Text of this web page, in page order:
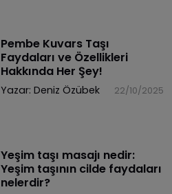
Pembe Kuvars Taşı
Faydaları ve Özellikleri
Hakkında Her Şey!
Yazar: Deniz Özübek 22/10/2025
Yeşim taşı masajı nedir:
Yeşim taşının cilde faydaları
nelerdir?